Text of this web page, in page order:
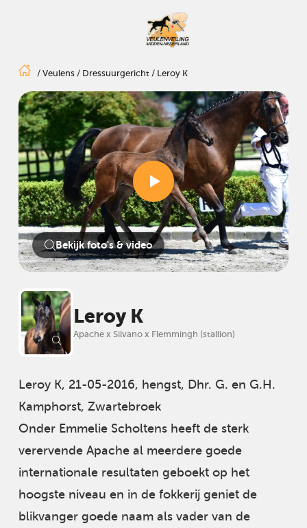
/ Veulens/ Dressuurgericht/ Leroy K
Bekijk foto's & video
Leroy K
Apache x Silvano x Flemmingh (stallion)
Leroy K, 21-05-2016, hengst, Dhr. G. en G.H.
Kamphorst, Zwartebroek
Onder Emmelie Scholtens heeft de sterk
verervende Apache al meerdere goede
internationale resultaten geboekt op het
hoogste niveau en in de fokkerij geniet de
blikvanger goede naam als vader van de